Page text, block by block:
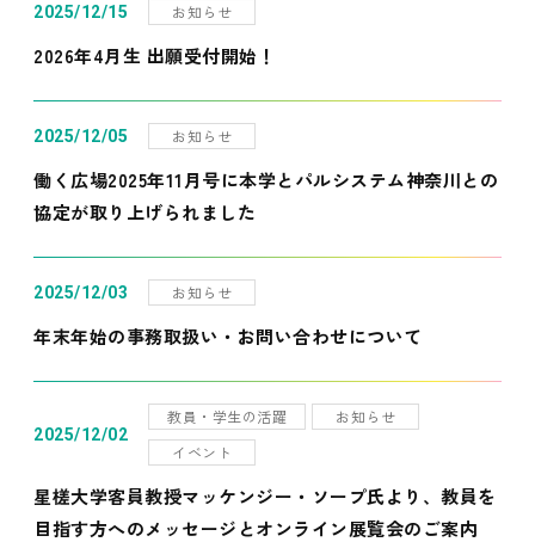
2025/12/15 お知らせ
2026年4月生 出願受付開始！
2025/12/05 お知らせ
働く広場2025年11月号に本学とパルシステム神奈川との
協定が取り上げられました
2025/12/03 お知らせ
年末年始の事務取扱い・お問い合わせについて
2025/12/02
教員・学生の活躍
お知らせ
イベント
星槎大学客員教授マッケンジー・ソープ氏より、教員を
目指す方へのメッセージとオンライン展覧会のご案内